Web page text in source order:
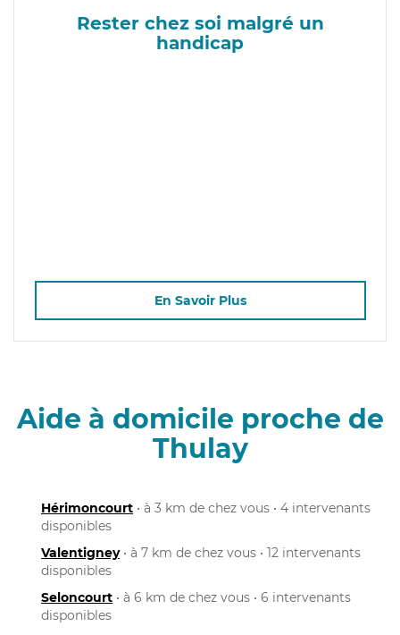
Rester chez soi malgré un
handicap
En Savoir Plus
Aide à domicile proche de
Thulay
Hérimoncourt • à 3 km de chez vous • 4 intervenants
disponibles
Valentigney• à 7 km de chez vous • 12 intervenants
disponibles
Seloncourt • à 6 km de chez vous • 6 intervenants
disponibles